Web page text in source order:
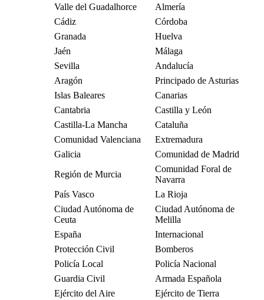
Valle del Guadalhorce
Almería
Cádiz
Córdoba
Granada
Huelva
Jaén
Málaga
Sevilla
Andalucía
Aragón
Principado de Asturias
Islas Baleares
Canarias
Cantabria
Castilla y León
Castilla-La Mancha
Cataluña
Comunidad Valenciana
Extremadura
Galicia
Comunidad de Madrid
Región de Murcia
Comunidad Foral de
Navarra
País Vasco
La Rioja
Ciudad Autónoma de
Ceuta
Ciudad Autónoma de
Melilla
España
Internacional
Protección Civil
Bomberos
Policía Local
Policía Nacional
Guardia Civil
Armada Española
Ejército del Aire
Ejército de Tierra